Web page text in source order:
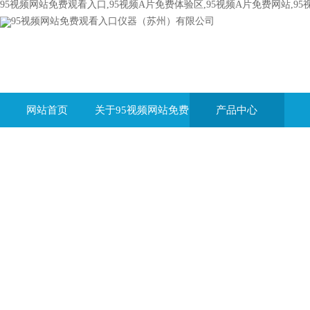
95视频网站免费观看入口,95视频A片免费体验区,95视频A片免费网站,95
网站首页 关于95视频网站免费 产品中心